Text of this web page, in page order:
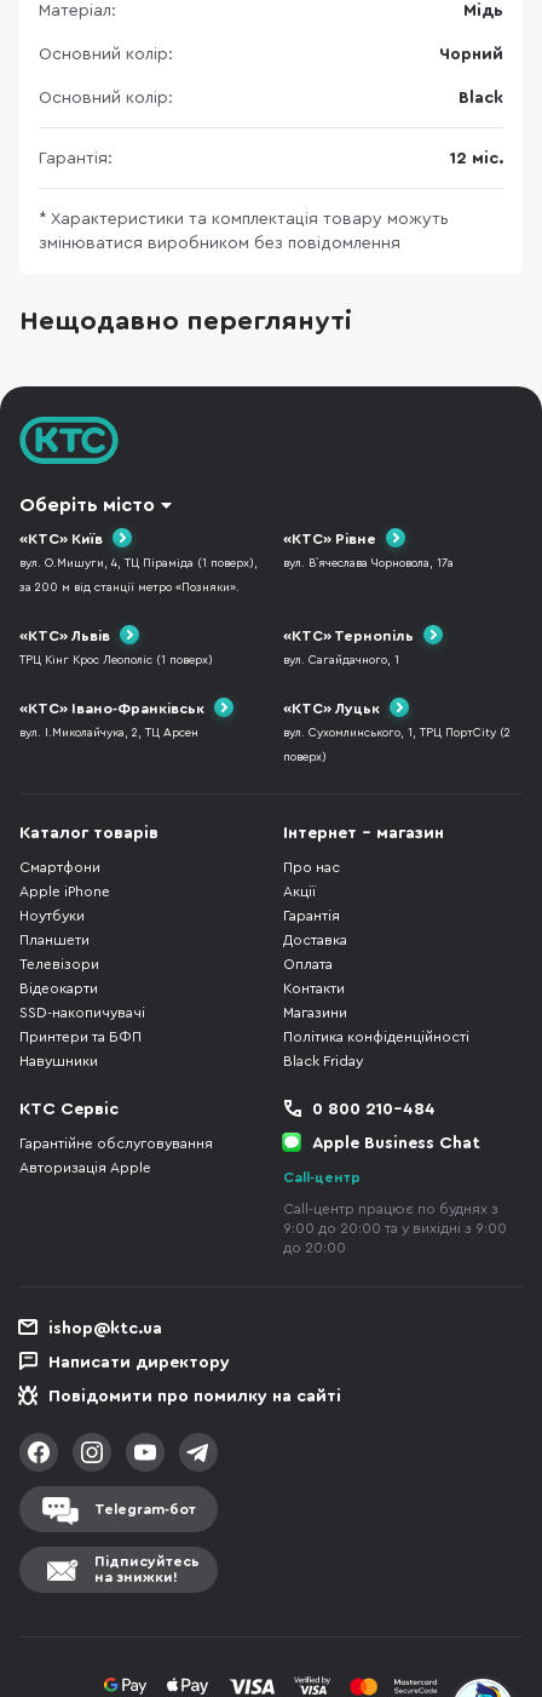
Матеріал: Мідь
Основний колір: Чорний
Основний колір: Black
Гарантія: 12 міс.
* Характеристики та комплектація товару можуть
змінюватися виробником без повідомлення
Нещодавно переглянуті
Оберіть місто
«КТС» Київ
вул. О.Мишуги, 4, ТЦ Піраміда (1 поверх),
за 200 м від станції метро «Позняки».
«КТС» Рівне
вул. В`ячеслава Чорновола, 17а
«КТС» Львів
ТРЦ Кінг Крос Леополіс (1 поверх)
«КТС» Тернопіль
вул. Сагайдачного, 1
«КТС» Івано-Франківськ
вул. І.Миколайчука, 2, ТЦ Арсен
«КТС» Луцьк
вул. Сухомлинського, 1, ТРЦ ПортCity (2
поверх)
Каталог товарів
Смартфони
Apple iPhone
Ноутбуки
Планшети
Телевізори
Відеокарти
SSD-накопичувачі
Принтери та БФП
Навушники
Інтернет - магазин
Про нас
Акції
Гарантія
Доставка
Оплата
Контакти
Магазини
Політика конфіденційності
Black Friday
КТС Сервіс
Гарантійне обслуговування
Авторизація Apple
0 800 210-484
Apple Business Chat
Call-центр
Call-центр працює по буднях з
9:00 до 20:00 та у вихідні з 9:00
до 20:00
ishop@ktc.ua
Написати директору
Повідомити про помилку на сайті
Telegram-бот
Підписуйтесь
на знижки!